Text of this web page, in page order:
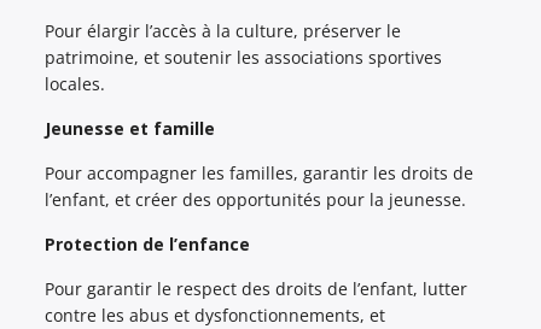
Pour élargir l’accès à la culture, préserver le
patrimoine, et soutenir les associations sportives
locales.
Jeunesse et famille
Pour accompagner les familles, garantir les droits de
l’enfant, et créer des opportunités pour la jeunesse.
Protection de l’enfance
Pour garantir le respect des droits de l’enfant, lutter
contre les abus et dysfonctionnements, et